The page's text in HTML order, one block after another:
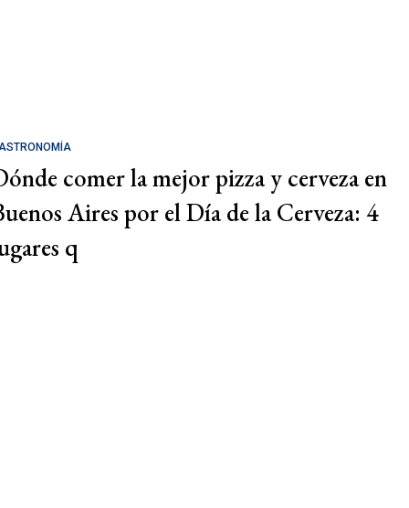
comer la mejor pizza y cerveza en
Aires por el Día de la Cerveza: 4
q